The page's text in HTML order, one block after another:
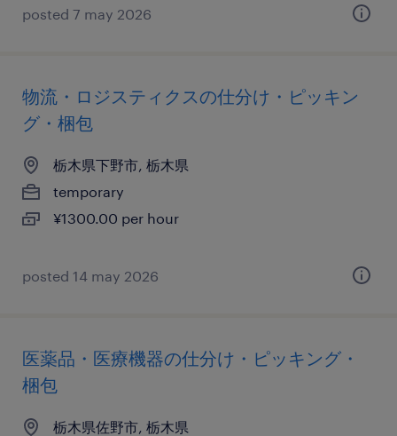
posted 7 may 2026
物流・ロジスティクスの仕分け・ピッキン
グ・梱包
栃木県下野市, 栃木県
temporary
¥1300.00 per hour
posted 14 may 2026
医薬品・医療機器の仕分け・ピッキング・
梱包
栃木県佐野市, 栃木県